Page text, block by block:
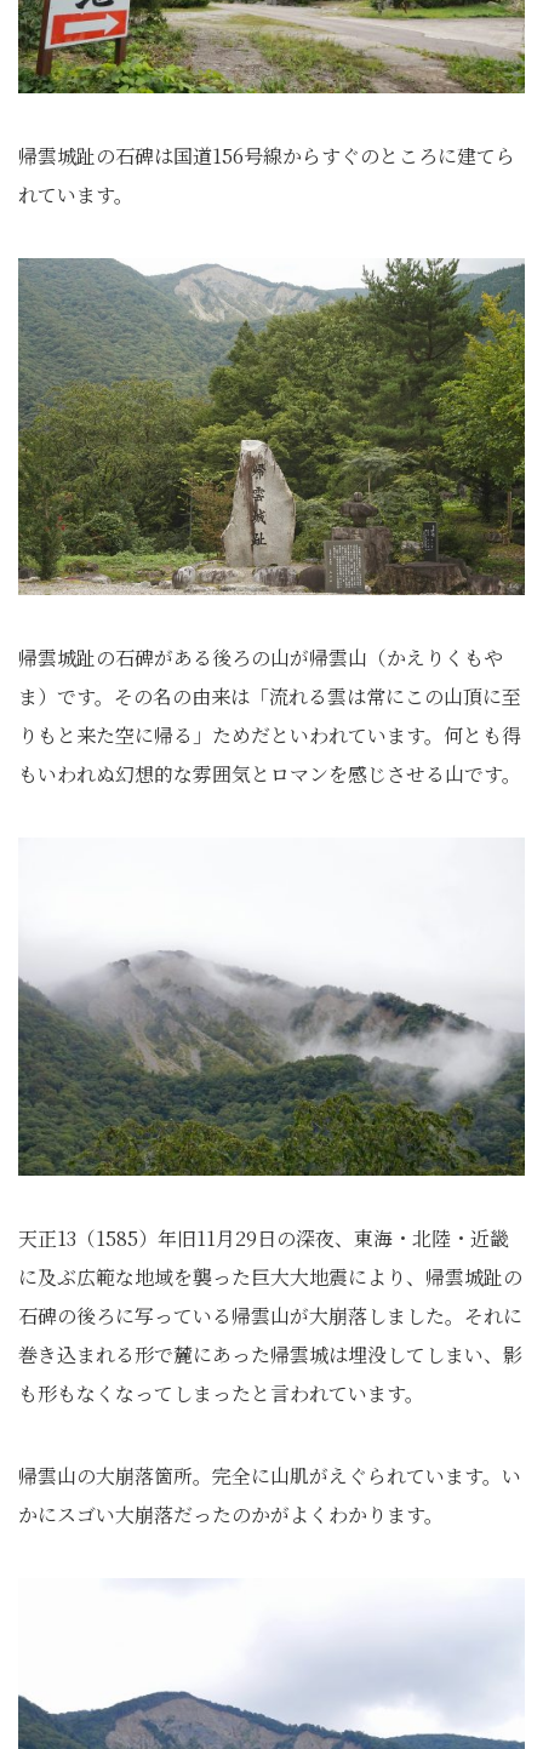
帰雲城趾の石碑は国道156号線からすぐのところに建てら
れています。
帰雲城趾の石碑がある後ろの山が帰雲山（かえりくもや
ま）です。その名の由来は「流れる雲は常にこの山頂に至
りもと来た空に帰る」ためだといわれています。何とも得
もいわれぬ幻想的な雰囲気とロマンを感じさせる山です。
天正13（1585）年旧11月29日の深夜、東海・北陸・近畿
に及ぶ広範な地域を襲った巨大大地震により、帰雲城趾の
石碑の後ろに写っている帰雲山が大崩落しました。それに
巻き込まれる形で麓にあった帰雲城は埋没してしまい、影
も形もなくなってしまったと言われています。
帰雲山の大崩落箇所。完全に山肌がえぐられています。い
かにスゴい大崩落だったのかがよくわかります。